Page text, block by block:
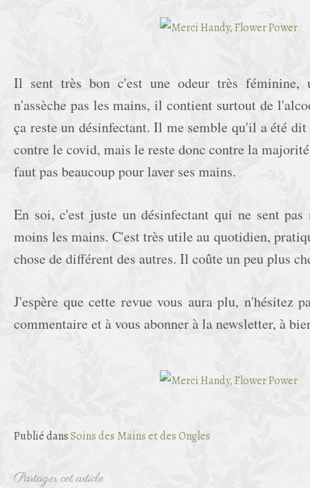
Il sent très bon c'est une odeur très
n'assèche pas les mains, il contient surtout de
ça reste un désinfectant. Il me semble qu'il a été
contre le covid, mais le reste donc contre la
faut pas beaucoup pour laver ses mains.
En soi, c'est juste un désinfectant qui ne sent pas
moins les mains. C'est très utile au quotidien,
chose de différent des autres. Il coûte un peu plus
J'espère que cette revue vous aura plu, n'hésitez
commentaire et à vous abonner à la newsletter, à
Publié dansSoins des Mains et des Ongles
Partager cet article